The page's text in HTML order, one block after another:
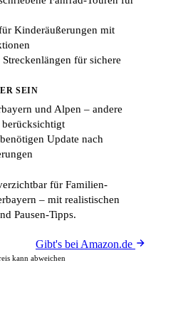
Kinderäußerungen mit
für sichere
SEIN
und Alpen – andere
Update nach
für Familien-
– mit realistischen
Pausen-Tipps.
Gibt's bei Amazon.de
kann abweichen